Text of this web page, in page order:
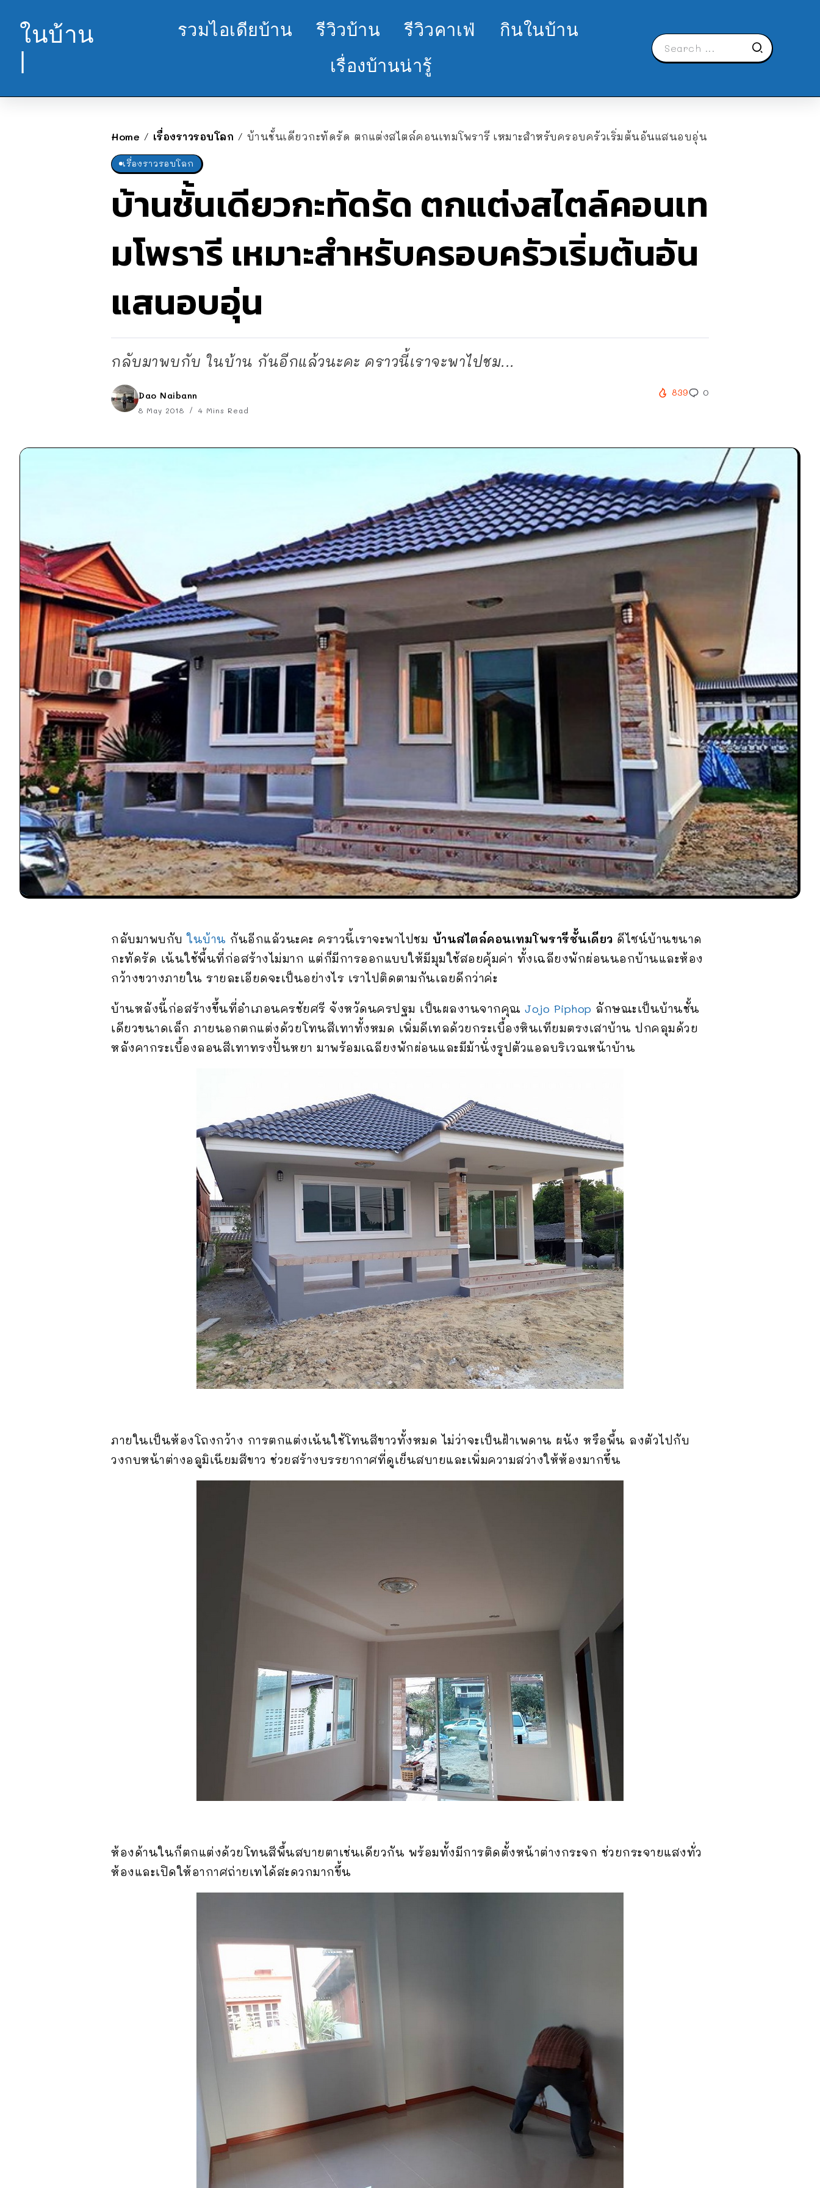
ในบ้าน
|
รวมไอเดียบ้าน รีวิวบ้าน รีวิวคาเฟ่
กินในบ้าน
เรื่องบ้านน่ารู้
Home / เรื่องราวรอบโลก / บ้านชั้นเดียวกะทัดรัด ตกแต่งสไตล์คอนเทมโพรารี เหมาะสำหรับครอบครัวเริ่มต้นอันแสนอบอุ่น
เรื่องราวรอบโลก
บ้านชั้นเดียวกะทัดรัด ตกแต่งสไตล์คอนเท
มโพรารี เหมาะสำหรับครอบครัวเริ่มต้นอัน
แสนอบอุ่น
กลับมาพบกับ ในบ้าน กันอีกแล้วนะคะ คราวนี้เราจะพาไปชม...
Dao Naibann
8 May 2018 4 Mins Read
839 0
กลับมาพบกับในบ้าน กันอีกแล้วนะคะ คราวนี้เราจะพาไปชม บ้านสไตล์คอนเทมโพรารีชั้นเดียว ดีไซน์บ้านขนาด
กะทัดรัด เน้นใช้พื้นที่ก่อสร้างไม่มาก แต่ก็มีการออกแบบให้มีมุมใช้สอยคุ้มค่า ทั้งเฉลียงพักผ่อนนอกบ้านและห้อง
กว้างขวางภายใน รายละเอียดจะเป็นอย่างไร เราไปติดตามกันเลยดีกว่าค่ะ
บ้านหลังนี้ก่อสร้างขึ้นที่อำเภอนครชัยศรี จังหวัดนครปฐม เป็นผลงานจากคุณ Jojo Piphop ลักษณะเป็นบ้านชั้น
เดียวขนาดเล็ก ภายนอกตกแต่งด้วยโทนสีเทาทั้งหมด เพิ่มดีเทลด้วยกระเบื้องหินเทียมตรงเสาบ้าน ปกคลุมด้วย
หลังคากระเบื้องลอนสีเทาทรงปั้นหยา มาพร้อมเฉลียงพักผ่อนและมีม้านั่งรูปตัวแอลบริเวณหน้าบ้าน
ภายในเป็นห้องโถงกว้าง การตกแต่งเน้นใช้โทนสีขาวทั้งหมด ไม่ว่าจะเป็นฝ้าเพดาน ผนัง หรือพื้น ลงตัวไปกับ
วงกบหน้าต่างอลูมิเนียมสีขาว ช่วยสร้างบรรยากาศที่ดูเย็นสบายและเพิ่มความสว่างให้ห้องมากขึ้น
ห้องด้านในก็ตกแต่งด้วยโทนสีพื้นสบายตาเช่นเดียวกัน พร้อมทั้งมีการติดตั้งหน้าต่างกระจก ช่วยกระจายแสงทั่ว
ห้องและเปิดให้อากาศถ่ายเทได้สะดวกมากขึ้น